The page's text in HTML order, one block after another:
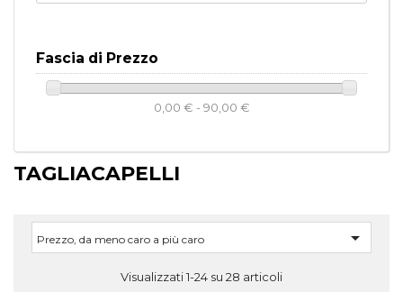
Fascia di Prezzo
0,00 € - 90,00 €
TAGLIACAPELLI
Prezzo, da meno caro a più caro 
Visualizzati 1-24 su 28 articoli